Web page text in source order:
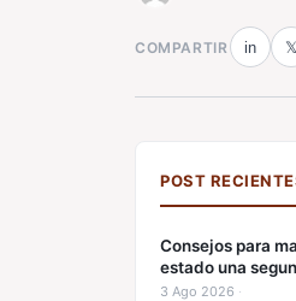
COMPARTIR in 𝕏
POST
Consejos para
estado una
3 Ago 2026 ·